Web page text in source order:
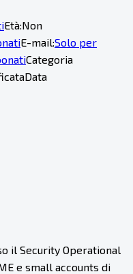
Età:Non
E-mail:Solo per
Categoria
Data
il Security Operational
e small accounts di